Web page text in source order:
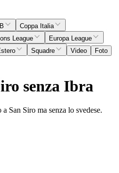
Coppa Italia
League
Europa League
Squadre Video
Foto
senza Ibra
San Siro ma senza lo svedese.